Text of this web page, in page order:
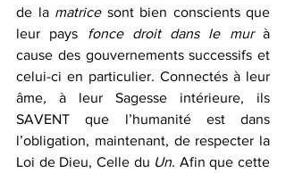
de la matrice sont bien conscients que
leur pays fonce droit dans le mur à
cause des gouvernements successifs et
celui-ci en particulier. Connectés à leur
âme, à leur Sagesse intérieure, ils
SAVENT que l’humanité est dans
l’obligation, maintenant, de respecter la
Loi de Dieu, Celle du Un.